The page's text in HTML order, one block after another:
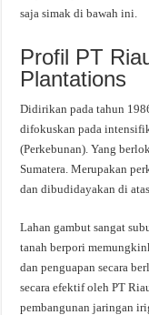
saja simak di bawah ini.
Profil PT
Plantations
Didirikan pada tahun
difokuskan pada
(Perkebunan). Yang
Sumatera. Merupakan
dan dibudidayakan di
Lahan gambut sangat
tanah berpori
dan penguapan secara
secara efektif oleh PT
pembangunan jaringan